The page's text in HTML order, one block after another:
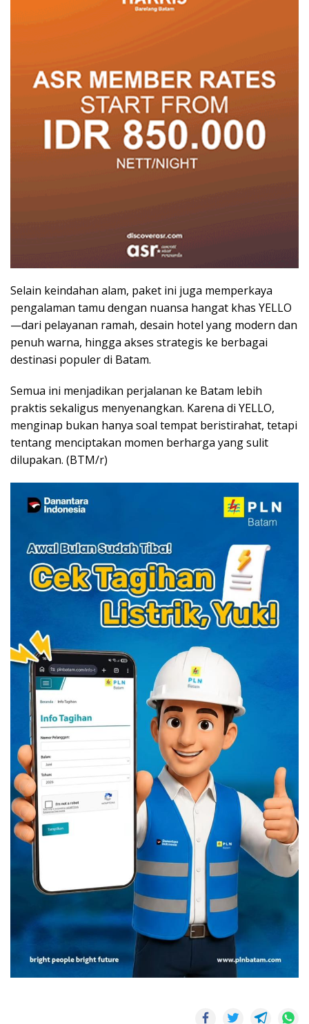
Selain keindahan alam, paket ini juga memperkaya
pengalaman tamu dengan nuansa hangat khas YELLO
—dari pelayanan ramah, desain hotel yang modern dan
penuh warna, hingga akses strategis ke berbagai
destinasi populer di Batam.
Semua ini menjadikan perjalanan ke Batam lebih
praktis sekaligus menyenangkan. Karena di YELLO,
menginap bukan hanya soal tempat beristirahat, tetapi
tentang menciptakan momen berharga yang sulit
dilupakan. (BTM/r)